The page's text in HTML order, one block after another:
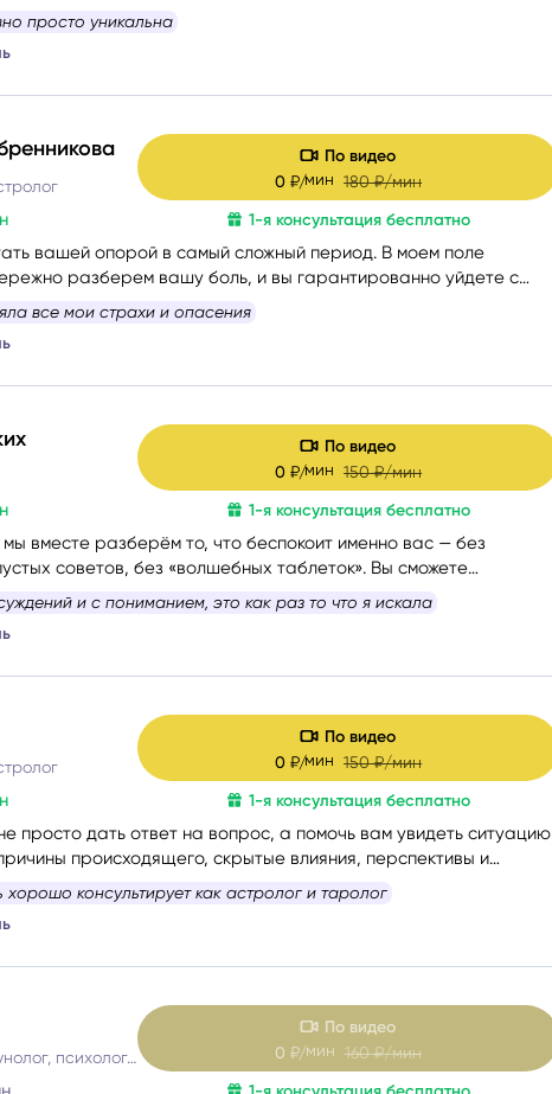
действительно стоит вашего внимания.
просто уникальна
вашей опорой в самый сложный период. В моем поле
разберем вашу боль, и вы гарантированно уйдете с
вдохновением и верой в себя. Я таролог и консультант с
опытом. Мой подход — это диагностика: я смотрю в суть
её внутреннюю логику, причины и возможные варианты
тот путь, который будет для вас наиболее устойчивым.
все мои страхи и опасения
По видео
0 ₽/мин180 ₽/мин
1-я консультация бесплатно
мы вместе разберём то, что беспокоит именно вас — без
советов, без «волшебных таблеток». Вы сможете
себя и понять, куда двигаться дальше. Если вам сейчас
или вы просто запутались — я помогу вам вернуть внутреннюю
вперёд.
и с пониманием, это как раз то что я искала
По видео
0 ₽/мин150 ₽/мин
1-я консультация бесплатно
просто дать ответ на вопрос, а помочь вам увидеть ситуацию
происходящего, скрытые влияния, перспективы и
вы можете не замечать сейчас. Я не люблю запугивания,
и истории в духе «у вас всё плохо». Моя задача — чтобы
у вас появилось не ещё больше тревоги, а ясность,
комфортно! спасибо за помощь и отзывчивость
По видео
0 ₽/мин150 ₽/мин
1-я консультация бесплатно
Таролог, рунолог, психолог, расстановщик
По видео
0 ₽/мин 160 ₽/мин